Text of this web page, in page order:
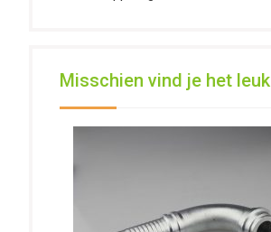
Misschien vind je het leuk